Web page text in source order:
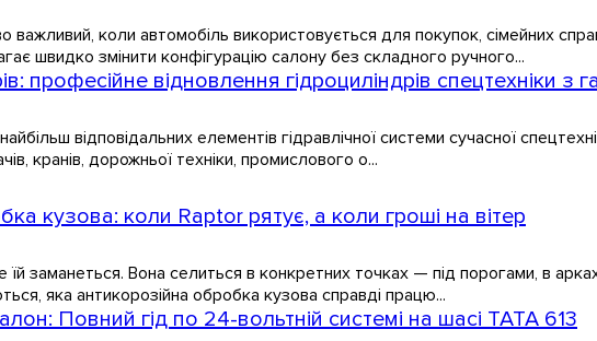
важливий, коли автомобіль використовується для покупок, сімейних
швидко змінити конфігурацію салону без складного ручного...
професійне відновлення гідроциліндрів спецтехніки з
відповідальних елементів гідравлічної системи сучасної
кранів, дорожньої техніки, промислового о...
кузова: коли Raptor рятує, а коли гроші на вітер
їй заманеться. Вона селиться в конкретних точках — під порогами, в
яка антикорозійна обробка кузова справді працю...
Повний гід по 24-вольтній системі на шасі TATA 613